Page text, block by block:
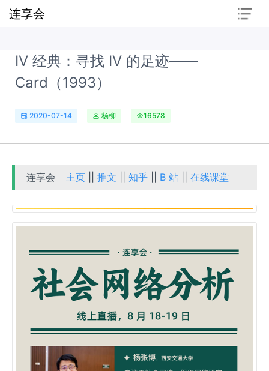
连享会
IV 经典：寻找 IV 的足迹——
Card（1993）
2020-07-14 杨柳 16578
连享会 主页 ||推文 ||知乎 B 站 ||在线课堂